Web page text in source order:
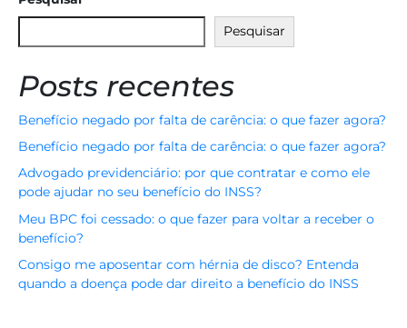
Pesquisar
Posts recentes
Benefício negado por falta de carência: o que fazer agora?
Benefício negado por falta de carência: o que fazer agora?
Advogado previdenciário: por que contratar e como ele
pode ajudar no seu benefício do INSS?
Meu BPC foi cessado: o que fazer para voltar a receber o
benefício?
Consigo me aposentar com hérnia de disco? Entenda
quando a doença pode dar direito a benefício do INSS